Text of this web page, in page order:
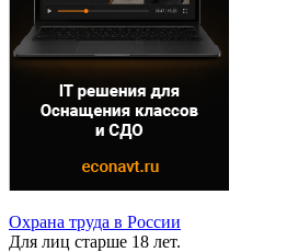
Охрана труда в России
Для лиц старше 18 лет.